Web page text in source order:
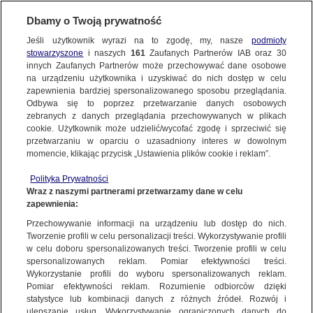
KONTAKT24|NAJNOWSZE
Wypadek autokaru, busa i samochodu
osobowego. Interweniował śmigłowiec
11 STYCZNIA 2013 19:10
KONTAKT24
Wyślij Materiał
WYŚLIJ MATERIAŁ
NAJNOWSZE
GORĄCE TEMATY
WIĘCEJ
KANAŁY
Dzień dobry!
Jedno konto do wszystkich usług
Dbamy o Twoją prywatność
Jeśli użytkownik wyrazi na to zgodę, my, nasze podmioty
stowarzyszone i naszych 161Zaufanych Partnerów IAB oraz 30
innych Zaufanych Partnerów może przechowywać dane osobowe
na urządzeniu użytkownika i uzyskiwać do nich dostęp w celu
zapewnienia bardziej spersonalizowanego sposobu przeglądania.
Odbywa się to poprzez przetwarzanie danych osobowych
zebranych z danych przeglądania przechowywanych w plikach
cookie. Użytkownik może udzielić/wycofać zgodę i sprzeciwić się
przetwarzaniu w oparciu o uzasadniony interes w dowolnym
momencie, klikając przycisk „Ustawienia plików cookie i reklam”.
Polityka Prywatności
Wraz z naszymi partnerami przetwarzamy dane w celu
zapewnienia:
Przechowywanie informacji na urządzeniu lub dostęp do nich.
Tworzenie profili w celu personalizacji treści. Wykorzystywanie profili
w celu doboru spersonalizowanych treści. Tworzenie profili w celu
spersonalizowanych reklam. Pomiar efektywności treści.
Wykorzystanie profili do wyboru spersonalizowanych reklam.
Pomiar efektywności reklam. Rozumienie odbiorców dzięki
statystyce lub kombinacji danych z różnych źródeł. Rozwój i